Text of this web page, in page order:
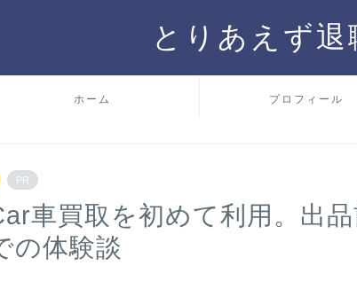
とりあえず
ホーム プロフィール
PR
車買取を初めて利用。出
の体験談